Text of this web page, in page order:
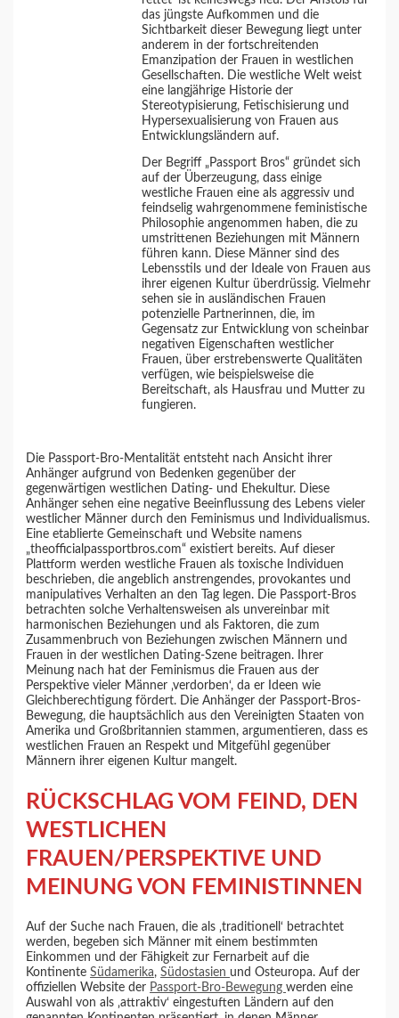
das jüngste Aufkommen und die
Sichtbarkeit dieser Bewegung liegt unter
anderem in der fortschreitenden
Emanzipation der Frauen in westlichen
Gesellschaften. Die westliche Welt weist
eine langjährige Historie der
Stereotypisierung, Fetischisierung und
Hypersexualisierung von Frauen aus
Entwicklungsländern auf.
Der Begriff „Passport Bros“ gründet sich
auf der Überzeugung, dass einige
westliche Frauen eine als aggressiv und
feindselig wahrgenommene feministische
Philosophie angenommen haben, die zu
umstrittenen Beziehungen mit Männern
führen kann. Diese Männer sind des
Lebensstils und der Ideale von Frauen aus
ihrer eigenen Kultur überdrüssig. Vielmehr
sehen sie in ausländischen Frauen
potenzielle Partnerinnen, die, im
Gegensatz zur Entwicklung von scheinbar
negativen Eigenschaften westlicher
Frauen, über erstrebenswerte Qualitäten
verfügen, wie beispielsweise die
Bereitschaft, als Hausfrau und Mutter zu
fungieren.
Die Passport-Bro-Mentalität entsteht nach Ansicht ihrer
Anhänger aufgrund von Bedenken gegenüber der
gegenwärtigen westlichen Dating- und Ehekultur. Diese
Anhänger sehen eine negative Beeinflussung des Lebens vieler
westlicher Männer durch den Feminismus und Individualismus.
Eine etablierte Gemeinschaft und Website namens
„theofficialpassportbros.com“ existiert bereits. Auf dieser
Plattform werden westliche Frauen als toxische Individuen
beschrieben, die angeblich anstrengendes, provokantes und
manipulatives Verhalten an den Tag legen. Die Passport-Bros
betrachten solche Verhaltensweisen als unvereinbar mit
harmonischen Beziehungen und als Faktoren, die zum
Zusammenbruch von Beziehungen zwischen Männern und
Frauen in der westlichen Dating-Szene beitragen. Ihrer
Meinung nach hat der Feminismus die Frauen aus der
Perspektive vieler Männer ‚verdorben‘, da er Ideen wie
Gleichberechtigung fördert. Die Anhänger der Passport-Bros-
Bewegung, die hauptsächlich aus den Vereinigten Staaten von
Amerika und Großbritannien stammen, argumentieren, dass es
westlichen Frauen an Respekt und Mitgefühl gegenüber
Männern ihrer eigenen Kultur mangelt.
RÜCKSCHLAG VOM FEIND, DEN
WESTLICHEN
FRAUEN/PERSPEKTIVE UND
MEINUNG VON FEMINISTINNEN
Auf der Suche nach Frauen, die als ‚traditionell‘ betrachtet
werden, begeben sich Männer mit einem bestimmten
Einkommen und der Fähigkeit zur Fernarbeit auf die
KontinenteSüdamerika,Südostasien und Osteuropa. Auf der
offiziellen Website der Passport-Bro-Bewegungwerden eine
Auswahl von als ‚attraktiv‘ eingestuften Ländern auf den